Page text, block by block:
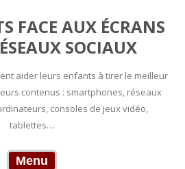
FACE AUX ÉCRANS
SOCIAUX
aider leurs enfants à tirer le meilleur
contenus : smartphones, réseaux
consoles de jeux vidéo,
tablettes…
Menu